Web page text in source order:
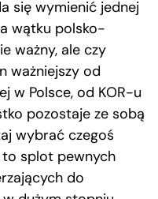
się wymienić jednej
wątku polsko-
ważny, ale czy
ważniejszy od
w Polsce, od KOR-u
pozostaje ze sobą
wybrać czegoś
to splot pewnych
do